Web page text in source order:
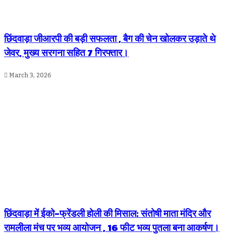
छिंदवाड़ा जीआरपी की बड़ी सफलता , बैग की चेन खोलकर उड़ाते थे
जेवर, मुख्य सरगना सहित 7 गिरफ्तार।
March 3, 2026
छिंदवाड़ा में ईको-फ्रेंडली होली की मिसाल: संतोषी माता मंदिर और
रामलीला मंच पर भव्य आयोजन , 16 फीट भव्य पुतला बना आकर्षण।